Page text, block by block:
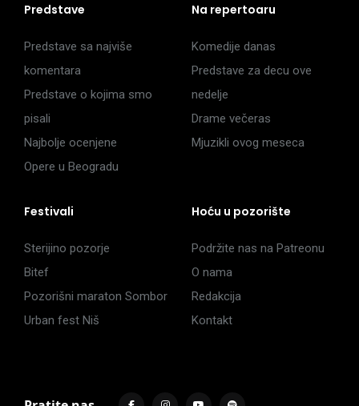
Predstave
Predstave sa najviše
komentara
Predstave o kojima smo
pisali
Najbolje ocenjene
Opere u Beogradu
Na repertoaru
Komedije danas
Predstave za decu ove
nedelje
Drame večeras
Mjuzikli ovog meseca
Festivali
Sterijino pozorje
Bitef
Pozorišni maraton Sombor
Urban fest Niš
Hoću u pozorište
Podržite nas na Patreonu
O nama
Redakcija
Kontakt